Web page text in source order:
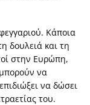
Κάποια
δουλειά και τη
στην Ευρώπη,
να
να δώσει
του.